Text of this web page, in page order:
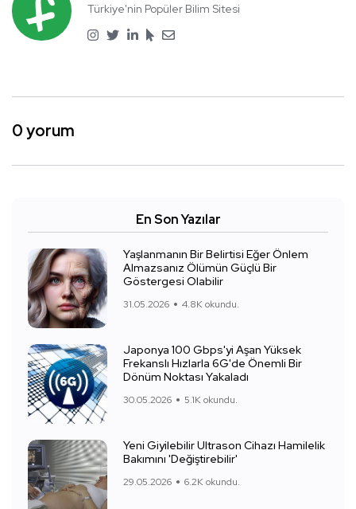
Türkiye'nin Popüler Bilim Sitesi
0 yorum
En Son Yazılar
Yaşlanmanın Bir Belirtisi Eğer Önlem
Almazsanız Ölümün Güçlü Bir
Göstergesi Olabilir
31.05.2026 4.8K okundu.
Japonya 100 Gbps'yi Aşan Yüksek
Frekanslı Hızlarla 6G'de Önemli Bir
Dönüm Noktası Yakaladı
30.05.2026 5.1K okundu.
Yeni Giyilebilir Ultrason Cihazı Hamilelik
Bakımını 'Değiştirebilir'
29.05.2026 6.2K okundu.